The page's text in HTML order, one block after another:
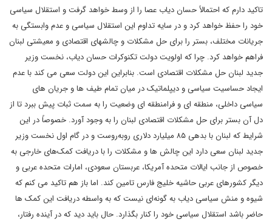
تاکید دارم که احتمالاً حسان دیاب عصا را از وسط خواهد گرفت و استقلال سیاسی
خود را حفظ خواهد کرد و در سایه تداوم این استقلال سیاسی و عدم وابستگی به
جریانات مختلف، بستر را برای حل مشکلات و چالشهای اقتصادی و معیشتی لبنان
فراهم خواهد کرد. چرا که اولویت دولت تکنوکرات حسان دیاب، نخست وزیر
جدید لبنان حل مشکلات اقتصادی است. بنابراین این دولت سعی می کند با عدم
ایجاد حساسیت سیاسی و دیپلماتیک در میان تمام طیف ها و جریان های
سیاسی داخلی، منطقه ای و فرامنطقه ای وضعیت را به سمت ثبات پیش ببرد تا از
دل آن بستر برای حل مشکلات اقتصادی لبنان را به وجود آورد. خصوصاً در این
شرایط که لبنان با بدهی ۸۵ میلیارد دلاری روبه‌روست و در گام اول نخست وزیر
جدید لبنان سعی دارد این چالش ها و مشکلات را با دریافت کمک‌های خارجی به
خصوص از جانب ایالات متحده آمریکا، عربستان سعودی، امارات متحده عربی و
دیگر کشورهای عربی حاشیه خلیج فارس تامین کند. اما باز هم تاکید می کنم که
شیوه و منش سیاسی دیاب به گونه‌ای نیست که به واسطه دریافت این کمک ها
حاضر باشد استقلال سیاسی خود را کنار بگذارد. حال باید دید که در آینده رفتار،